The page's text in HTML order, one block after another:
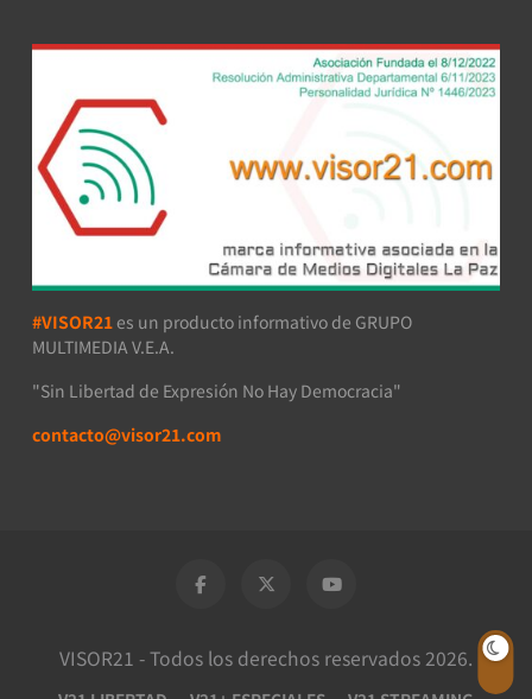
#VISOR21 es un producto informativo de GRUPO
MULTIMEDIA V.E.A.
"Sin Libertad de Expresión No Hay Democracia"
contacto@visor21.com
VISOR21 - Todos los derechos reservados 2026.